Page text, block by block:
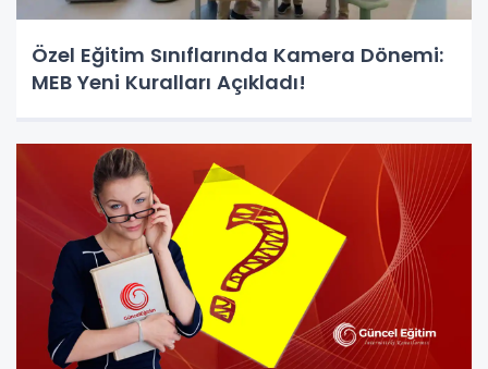
Özel Eğitim Sınıflarında Kamera Dönemi:
MEB Yeni Kuralları Açıkladı!